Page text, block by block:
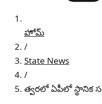
హోమ్
/
State News
/
త్వరలో ఏపీలో స్థానిక